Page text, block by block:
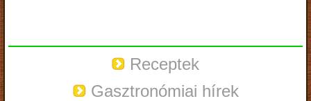
Receptek
Gasztronómiai hírek